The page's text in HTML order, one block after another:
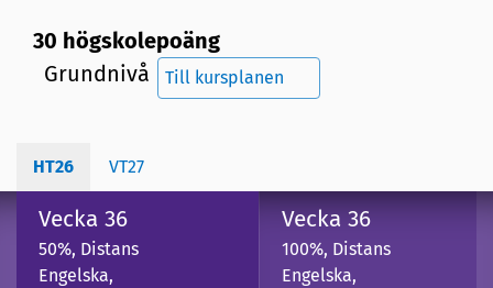
30 högskolepoäng
Grundnivå
Till kursplanen
HT26 VT27
Vecka 36
50%, Distans
Engelska,
Vecka 36
100%, Distans
Engelska,